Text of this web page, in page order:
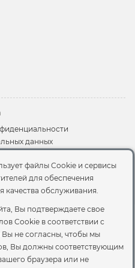
слоя,
эксплуатацию
как гидроизоляция для
упаковках по 5 кг и 20
и внешних работ,
и кровли. Прекрасно
фундамента.
АКВАСКРИН
упаковке, этот материал
от влаги и обладает
подходит как
ЦЕРЕЗИТ CR 65:
20 кг, подходит для
работ,
от влаги.
данных
написав на
файлы Cookie и сервисы
для обеспечения
качества обслуживания.
Вы подтверждаете свое
Cookie в соответствии с
не согласны, чтобы мы
Вы должны соответствующим
браузера или не